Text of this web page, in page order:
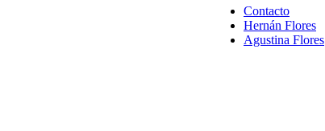
Contacto
Hernán Flores
Agustina Flores